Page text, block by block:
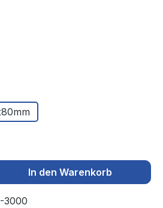
nicht verfügbar.)
Gib den
In den Warenkorb
3000